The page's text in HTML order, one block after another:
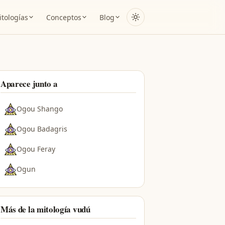
Conceptos Blog
Aparece junto a
Ogou Shango
Ogou Badagris
Ogou Feray
Ogun
Más de la mitología vudú